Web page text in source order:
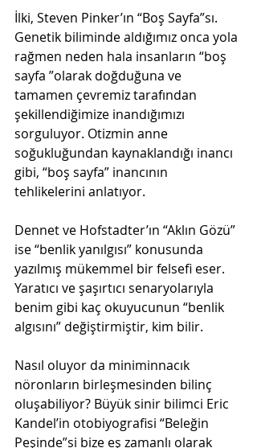
İlki, Steven Pinker’ın “Boş Sayfa”sı.
Genetik biliminde aldığımız onca yola
rağmen neden hala insanların “boş
sayfa ”olarak doğduğuna ve
tamamen çevremiz tarafından
şekillendiğimize inandığımızı
sorguluyor. Otizmin anne
soğukluğundan kaynaklandığı inancı
gibi, “boş sayfa” inancının
tehlikelerini anlatıyor.
Dennet ve Hofstadter’ın “Aklın Gözü”
ise “benlik yanılgısı” konusunda
yazılmış mükemmel bir felsefi eser.
Yaratıcı ve şaşırtıcı senaryolarıyla
benim gibi kaç okuyucunun “benlik
algısını” değiştirmiştir, kim bilir.
Nasıl oluyor da miniminnacık
nöronların birleşmesinden bilinç
oluşabiliyor? Büyük sinir bilimci Eric
Kandel’in otobiyografisi “Beleğin
Peşinde”si bize eş zamanlı olarak